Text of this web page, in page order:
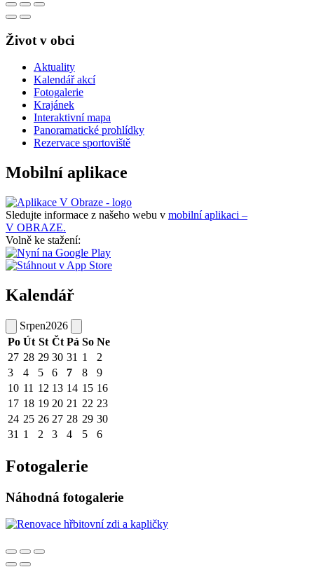
Život v obci
Aktuality
Kalendář akcí
Fotogalerie
Krajánek
Interaktivní mapa
Panoramatické prohlídky
Rezervace sportoviště
Mobilní aplikace
Sledujte informace z našeho webu v mobilní aplikaci –
V OBRAZE.
Volně ke stažení:
Kalendář
Srpen2026
Po Út St Čt Pá So Ne
27 28 29 30 31 1
2
3
4 5 6 7 8
9
10 11 12 13 14 15 16
17 18 19 20 21 22 23
24 25 26 27 28 29 30
31 1 2 3 4 5 6
Fotogalerie
Náhodná fotogalerie